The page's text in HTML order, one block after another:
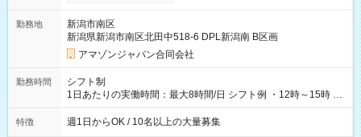
勤務地
新潟市南区
新潟県新潟市南区北田中518-6 DPL新潟南 B区画
アマゾンジャパン合同会社
勤務時間
シフト制
1日あたりの実働時間：最大8時間/日 シフト例 ・12時～15時 入
社後、就業可能シフトをご確認の上、申請してください。
特徴 週1日からOK / 10名以上の大量募集